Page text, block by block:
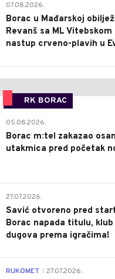
07.08.2026.
Borac u Mađarskoj
Revanš sa ML Vitebskom
nastup crveno-plavih u
RK BORAC
05.08.2026.
Borac m:tel zakazao
utakmica pred početak
27.07.2026.
Savić otvoreno pred
Borac napada titulu, klub
dugova prema igračima!
RUKOMET 27.07.2026.